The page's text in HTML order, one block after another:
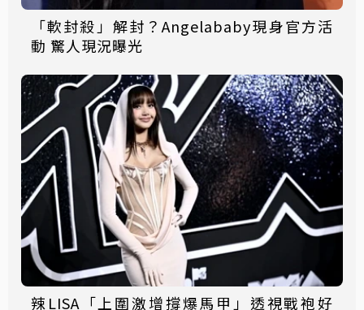
「軟封殺」解封？Angelababy現身官方活
動 驚人現況曝光
辣LISA「上圍激增撐爆馬甲」透視戰袍好